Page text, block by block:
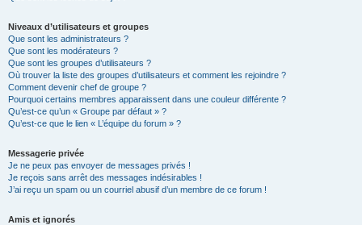
Niveaux d’utilisateurs et groupes
Que sont les administrateurs ?
Que sont les modérateurs ?
Que sont les groupes d’utilisateurs ?
Où trouver la liste des groupes d’utilisateurs et comment les rejoindre ?
Comment devenir chef de groupe ?
Pourquoi certains membres apparaissent dans une couleur différente ?
Qu’est-ce qu’un « Groupe par défaut » ?
Qu’est-ce que le lien « L’équipe du forum » ?
Messagerie privée
Je ne peux pas envoyer de messages privés !
Je reçois sans arrêt des messages indésirables !
J’ai reçu un spam ou un courriel abusif d’un membre de ce forum !
Amis et ignorés